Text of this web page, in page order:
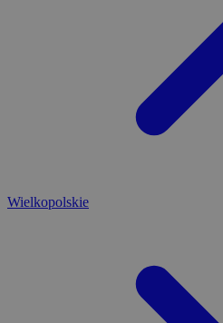
Wielkopolskie